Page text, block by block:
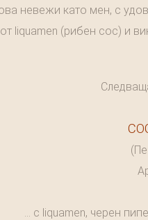
невежи като мен, с
liquamen (рибен сос) и
... с liquamen, черен